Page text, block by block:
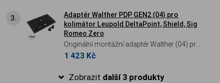
RMR/SRO a Holosun (řady
407C/507C/508T).
3.
Adaptér Walther PDP GEN2 (04) pro
kolimátor Leupold DeltaPoint, Shield, Sig
Romeo Zero
Originální montážní adaptér Walther (04) pro
druhou generaci (GEN2) pistolí PDP a PDP F-
DeltaPoint, Shield RMS a Sig Romeo Zero.
1 423 Kč
Zobrazit další 3 produkty